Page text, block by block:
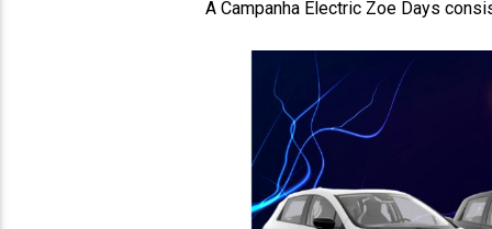
A Campanha Electric Zoe Days